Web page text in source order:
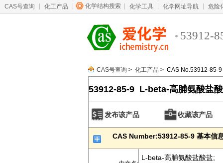
CAS号查询 化工产品 化学结构搜索 化学工具 化学网址导航 危险
53912-
CAS号查询 > 化工产品 > CAS No.53912-85-9
53912-85-9 L-beta-高脯氨酸盐
发布该产品 收藏该产品
CAS Number:53912-85-9 基本信
L-beta-高脯氨酸盐酸盐;